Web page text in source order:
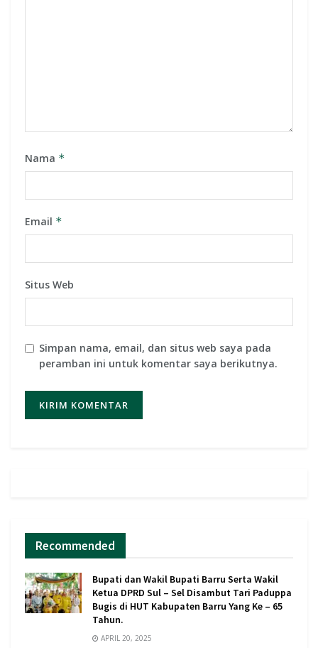
Nama *
Email *
Situs Web
Simpan nama, email, dan situs web saya pada
peramban ini untuk komentar saya berikutnya.
Recommended
Bupati dan Wakil Bupati Barru Serta Wakil
Ketua DPRD Sul – Sel Disambut Tari Paduppa
Bugis di HUT Kabupaten Barru Yang Ke – 65
Tahun.
APRIL 20, 2025